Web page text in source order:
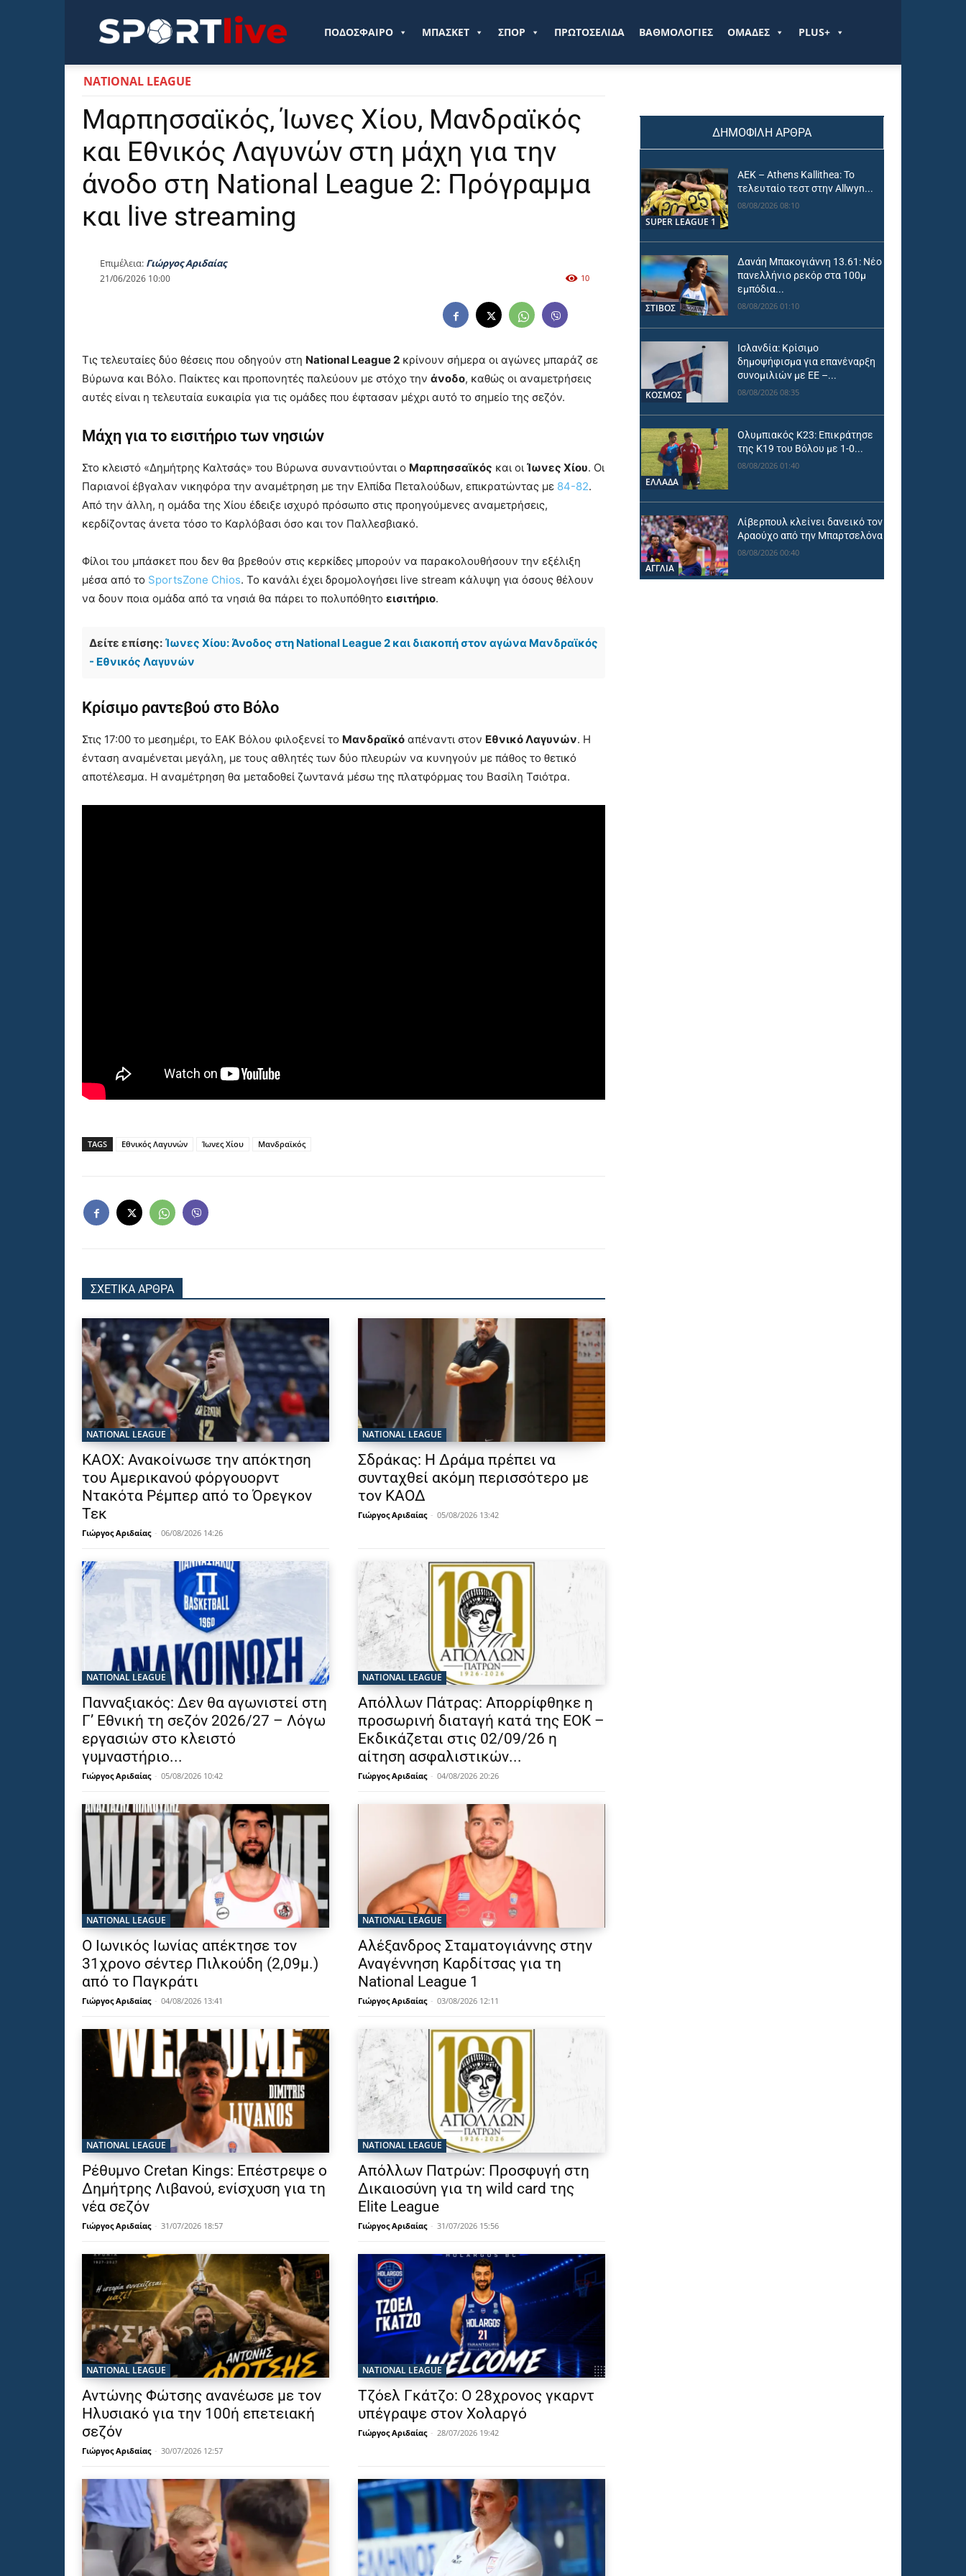
Sportlive.grΠΟΔΟΣΦΑΙΡΟ ΜΠΑΣΚΕΤ ΣΠΟΡ ΠΡΩΤΟΣΕΛΙΔΑ ΒΑΘΜΟΛΟΓΙΕΣ ΟΜΑΔΕΣ PLUS+
NATIONAL LEAGUE
Μαρπησσαϊκός, Ίωνες Χίου, Μανδραϊκός
και Εθνικός Λαγυνών στη μάχη για την
άνοδο στη National League 2: Πρόγραμμα
και live streaming
Επιμέλεια: Γιώργος Αριδαίας
21/06/2026 10:00 10
Τις τελευταίες δύο θέσεις που οδηγούν στη National League 2 κρίνουν σήμερα οι αγώνες μπαράζ σε
Βύρωνα και Βόλο. Παίκτες και προπονητές παλεύουν με στόχο την άνοδο, καθώς οι αναμετρήσεις
αυτές είναι η τελευταία ευκαιρία για τις ομάδες που έφτασαν μέχρι αυτό το σημείο της σεζόν.
Μάχη για το εισιτήριο των νησιών
Στο κλειστό «Δημήτρης Καλτσάς» του Βύρωνα συναντιούνται ο Μαρπησσαϊκός και οι Ίωνες Χίου. Οι
Παριανοί έβγαλαν νικηφόρα την αναμέτρηση με την Ελπίδα Πεταλούδων, επικρατώντας με 84-82.
Από την άλλη, η ομάδα της Χίου έδειξε ισχυρό πρόσωπο στις προηγούμενες αναμετρήσεις,
κερδίζοντας άνετα τόσο το Καρλόβασι όσο και τον Παλλεσβιακό.
Φίλοι του μπάσκετ που δεν θα βρεθούν στις κερκίδες μπορούν να παρακολουθήσουν την εξέλιξη
μέσα από το SportsZone Chios. Το κανάλι έχει δρομολογήσει live stream κάλυψη για όσους θέλουν
να δουν ποια ομάδα από τα νησιά θα πάρει το πολυπόθητο εισιτήριο.
Δείτε επίσης: Ίωνες Χίου: Άνοδος στη National League 2 και διακοπή στον αγώνα Μανδραϊκός
- Εθνικός Λαγυνών
Κρίσιμο ραντεβού στο Βόλο
Στις 17:00 το μεσημέρι, το ΕΑΚ Βόλου φιλοξενεί το Μανδραϊκό απέναντι στον Εθνικό Λαγυνών. Η
ένταση αναμένεται μεγάλη, με τους αθλητές των δύο πλευρών να κυνηγούν με πάθος το θετικό
αποτέλεσμα. Η αναμέτρηση θα μεταδοθεί ζωντανά μέσω της πλατφόρμας του Βασίλη Τσιότρα.
TAGS Εθνικός Λαγυνών Ίωνες Χίου Μανδραϊκός
ΣΧΕΤΙΚΑ ΑΡΘΡΑ
NATIONAL LEAGUE
ΚΑΟΧ: Ανακοίνωσε την απόκτηση
του Αμερικανού φόργουορντ
Ντακότα Ρέμπερ από το Όρεγκον
Τεκ
Γιώργος Αριδαίας - 06/08/2026 14:26
NATIONAL LEAGUE
Σδράκας: Η Δράμα πρέπει να
συνταχθεί ακόμη περισσότερο με
τον ΚΑΟΔ
Γιώργος Αριδαίας - 05/08/2026 13:42
NATIONAL LEAGUE
Πανναξιακός: Δεν θα αγωνιστεί στη
Γ’ Εθνική τη σεζόν 2026/27 – Λόγω
εργασιών στο κλειστό
γυμναστήριο...
Γιώργος Αριδαίας - 05/08/2026 10:42
NATIONAL LEAGUE
Απόλλων Πάτρας: Απορρίφθηκε η
προσωρινή διαταγή κατά της ΕΟΚ –
Εκδικάζεται στις 02/09/26 η
αίτηση ασφαλιστικών...
Γιώργος Αριδαίας - 04/08/2026 20:26
NATIONAL LEAGUE
Ο Ιωνικός Ιωνίας απέκτησε τον
31χρονο σέντερ Πιλκούδη (2,09μ.)
από το Παγκράτι
Γιώργος Αριδαίας - 04/08/2026 13:41
NATIONAL LEAGUE
Αλέξανδρος Σταματογιάννης στην
Αναγέννηση Καρδίτσας για τη
National League 1
Γιώργος Αριδαίας - 03/08/2026 12:11
NATIONAL LEAGUE
Ρέθυμνο Cretan Kings: Επέστρεψε ο
Δημήτρης Λιβανού, ενίσχυση για τη
νέα σεζόν
Γιώργος Αριδαίας - 31/07/2026 18:57
NATIONAL LEAGUE
Απόλλων Πατρών: Προσφυγή στη
Δικαιοσύνη για τη wild card της
Elite League
Γιώργος Αριδαίας - 31/07/2026 15:56
NATIONAL LEAGUE
Αντώνης Φώτσης ανανέωσε με τον
Ηλυσιακό για την 100ή επετειακή
σεζόν
Γιώργος Αριδαίας - 30/07/2026 12:57
NATIONAL LEAGUE
Τζόελ Γκάτζο: Ο 28χρονος γκαρντ
υπέγραψε στον Χολαργό
Γιώργος Αριδαίας - 28/07/2026 19:42
ΔΗΜΟΦΙΛΗ ΑΡΘΡΑ
SUPER LEAGUE 1
ΑΕΚ – Athens Kallithea: Το
τελευταίο τεστ στην Allwyn...
08/08/2026 08:10
ΣΤΙΒΟΣ
Δανάη Μπακογιάννη 13.61: Νέο
πανελλήνιο ρεκόρ στα 100μ
εμπόδια...
08/08/2026 01:10
ΚΟΣΜΟΣ
Ισλανδία: Κρίσιμο
δημοψήφισμα για επανέναρξη
συνομιλιών με ΕΕ –...
08/08/2026 08:35
ΕΛΛΑΔΑ
Ολυμπιακός Κ23: Επικράτησε
της Κ19 του Βόλου με 1-0...
08/08/2026 01:40
ΑΓΓΛΙΑ
Λίβερπουλ κλείνει δανεικό τον
Αραούχο από την Μπαρτσελόνα
08/08/2026 00:40